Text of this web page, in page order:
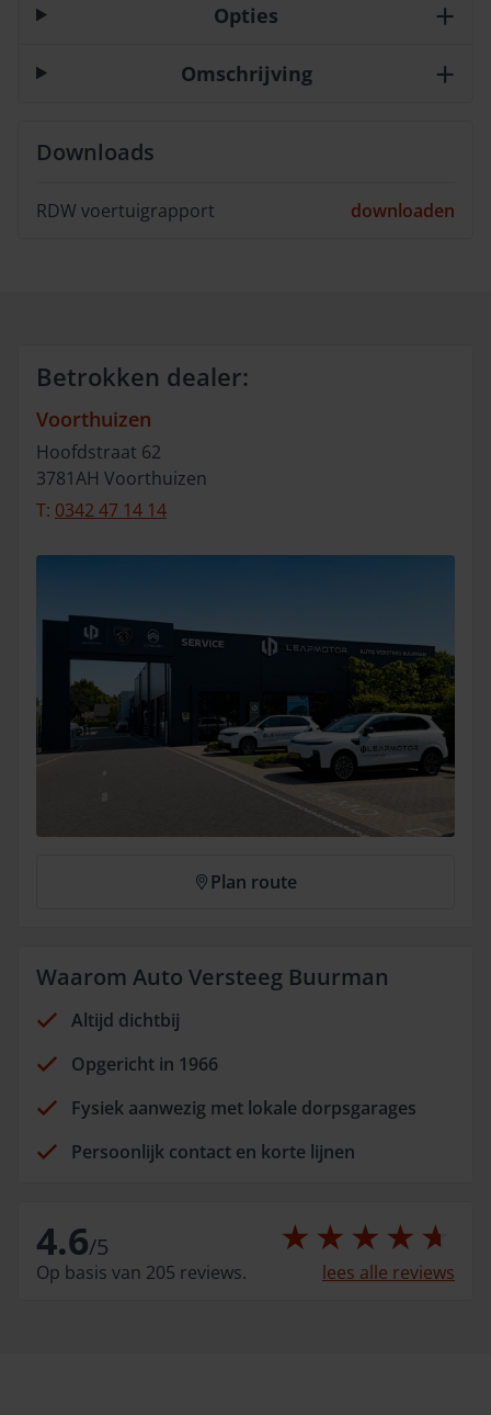
Opties
Omschrijving
Downloads
RDW voertuigrapport downloaden
Betrokken dealer:
Voorthuizen
Hoofdstraat 62
3781AH Voorthuizen
T: 0342 47 14 14
Plan route
Waarom Auto Versteeg Buurman
Altijd dichtbij
Opgericht in 1966
Fysiek aanwezig met lokale dorpsgarages
Persoonlijk contact en korte lijnen
4.6/5
Op basis van 205 reviews. lees alle reviews